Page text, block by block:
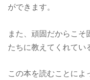
ができます。
また、頑固だからこそ
たちに教えてくれてい
この本を読むことによ